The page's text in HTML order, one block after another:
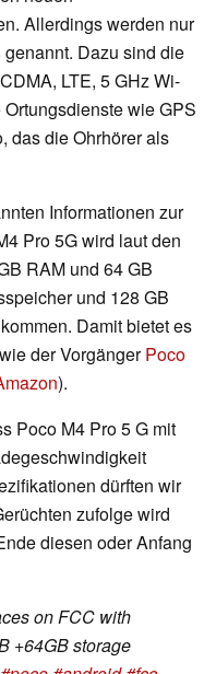
Allerdings werden nur
Dazu sind die
LTE, 5 GHz Wi-
wie GPS
das die Ohrhörer als
Informationen zur
Pro 5G wird laut den
RAM und 64 GB
und 128 GB
Damit bietet es
der VorgängerPoco
).
Poco M4 Pro 5 G mit
dürften wir
zufolge wird
diesen oder Anfang
on FCC with
+64GB storage